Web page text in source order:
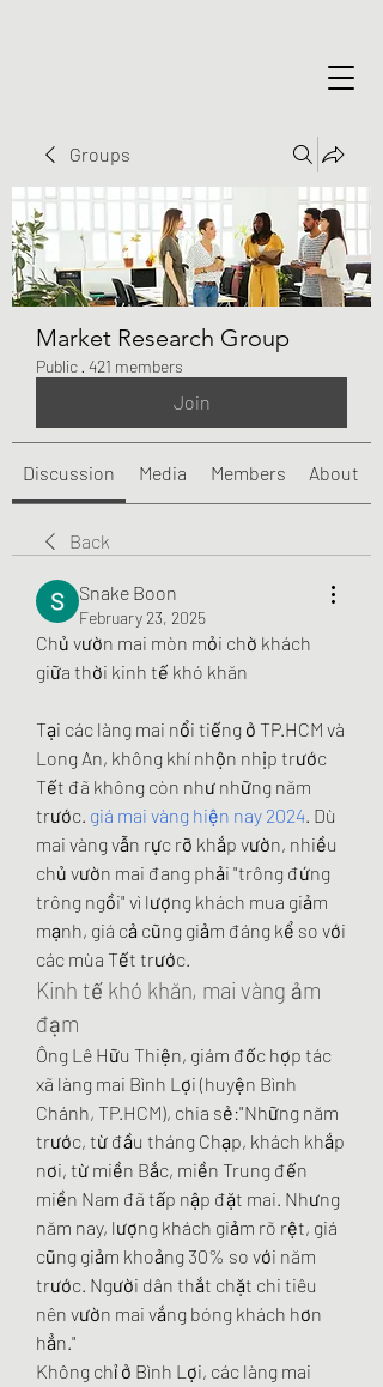
Groups
Market Research Group
Public · 421 members
Join
Discussion Media Members About
Back
Snake Boon
February 23, 2025
Chủ vườn mai mòn mỏi chờ khách
giữa thời kinh tế khó khăn
Tại các làng mai nổi tiếng ở TP.HCM và
Long An, không khí nhộn nhịp trước
Tết đã không còn như những năm
trước. giá mai vàng hiện nay 2024. Dù
mai vàng vẫn rực rỡ khắp vườn, nhiều
chủ vườn mai đang phải "trông đứng
trông ngồi" vì lượng khách mua giảm
mạnh, giá cả cũng giảm đáng kể so với
các mùa Tết trước.
Kinh tế khó khăn, mai vàng ảm
đạm
Ông Lê Hữu Thiện, giám đốc hợp tác
xã làng mai Bình Lợi (huyện Bình
Chánh, TP.HCM), chia sẻ:"Những năm
trước, từ đầu tháng Chạp, khách khắp
nơi, từ miền Bắc, miền Trung đến
miền Nam đã tấp nập đặt mai. Nhưng
năm nay, lượng khách giảm rõ rệt, giá
cũng giảm khoảng 30% so với năm
trước. Người dân thắt chặt chi tiêu
nên vườn mai vắng bóng khách hơn
hẳn."
Không chỉ ở Bình Lợi, các làng mai